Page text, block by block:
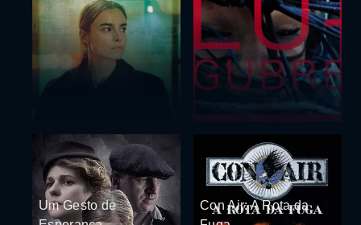
Um Gesto de
Con Air: A Rota da